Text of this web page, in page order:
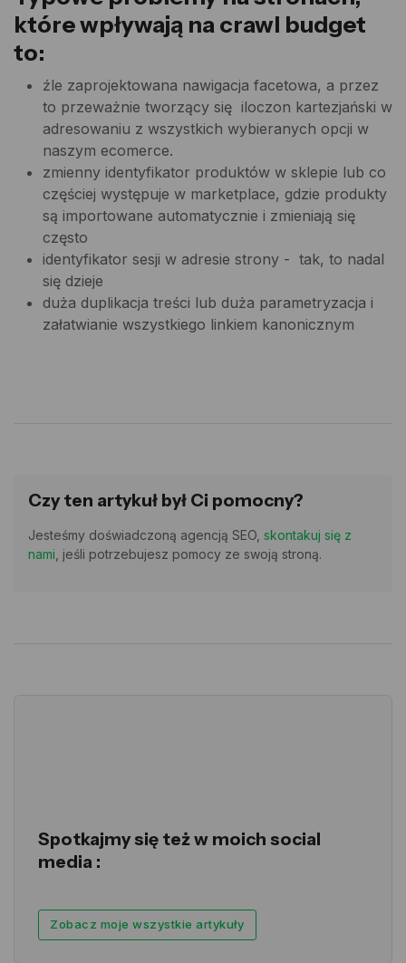
które wpływają na crawl budget
to:
źle zaprojektowana nawigacja facetowa, a przez
to przeważnie tworzący się iloczon kartezjański w
adresowaniu z wszystkich wybieranych opcji w
naszym ecomerce.
zmienny identyfikator produktów w sklepie lub co
częściej występuje w marketplace, gdzie produkty
są importowane automatycznie i zmieniają się
często
identyfikator sesji w adresie strony - tak, to nadal
się dzieje
duża duplikacja treści lub duża parametryzacja i
załatwianie wszystkiego linkiem kanonicznym
Czy ten artykuł był Ci pomocny?
Jesteśmy doświadczoną agencją SEO, skontakuj się z
nami, jeśli potrzebujesz pomocy ze swoją stroną.
Spotkajmy się też w moich social
media :
Zobacz moje wszystkie artykuły